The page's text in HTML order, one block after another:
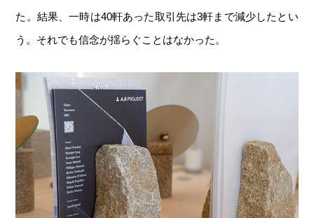
た。結果、一時は40軒あった取引先は3軒まで減少したとい
う。それでも信念が揺らぐことはなかった。